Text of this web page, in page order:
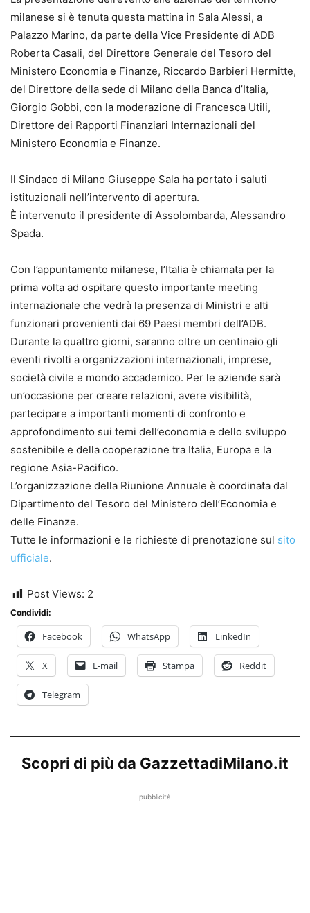
milanese si è tenuta questa mattina in Sala Alessi, a
Palazzo Marino, da parte della Vice Presidente di ADB
Roberta Casali, del Direttore Generale del Tesoro del
Ministero Economia e Finanze, Riccardo Barbieri Hermitte,
del Direttore della sede di Milano della Banca d’Italia,
Giorgio Gobbi, con la moderazione di Francesca Utili,
Direttore dei Rapporti Finanziari Internazionali del
Ministero Economia e Finanze.
Il Sindaco di Milano Giuseppe Sala ha portato i saluti
istituzionali nell’intervento di apertura.
È intervenuto il presidente di Assolombarda, Alessandro
Spada.
Con l’appuntamento milanese, l’Italia è chiamata per la
prima volta ad ospitare questo importante meeting
internazionale che vedrà la presenza di Ministri e alti
funzionari provenienti dai 69 Paesi membri dell’ADB.
Durante la quattro giorni, saranno oltre un centinaio gli
eventi rivolti a organizzazioni internazionali, imprese,
società civile e mondo accademico. Per le aziende sarà
un’occasione per creare relazioni, avere visibilità,
partecipare a importanti momenti di confronto e
approfondimento sui temi dell’economia e dello sviluppo
sostenibile e della cooperazione tra Italia, Europa e la
regione Asia-Pacifico.
L’organizzazione della Riunione Annuale è coordinata dal
Dipartimento del Tesoro del Ministero dell’Economia e
delle Finanze.
Tutte le informazioni e le richieste di prenotazione sul sito
ufficiale.
Post Views: 2
Condividi:
Facebook WhatsApp LinkedIn
X E-mail Stampa Reddit
Telegram
Scopri di più da GazzettadiMilano.it
pubblicità